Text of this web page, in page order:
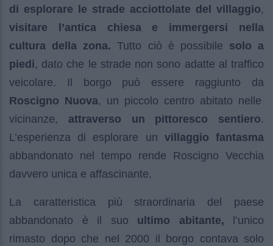
di esplorare le strade acciottolate del villaggio,
visitare l’antica chiesa e immergersi nella
cultura della zona. Tutto ciò è possibile solo a
piedi, dato che le strade non sono adatte al traffico
veicolare. Il borgo può essere raggiunto da
Roscigno Nuova, un piccolo centro abitato nelle
vicinanze, attraverso un pittoresco sentiero.
L’esperienza di esplorare un villaggio fantasma
abbandonato nel tempo rende Roscigno Vecchia
davvero unica e affascinante.
La caratteristica più straordinaria del paese
abbandonato è il suo ultimo abitante, l’unico
rimasto dopo che nel 2000 il borgo contava solo